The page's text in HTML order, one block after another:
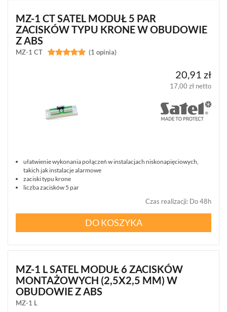
SATEL
ABAX
(35)
SATEL
DSC
POWERG
(4)
JABLOTRON
JA-
JABLOTRON
100
JA-
100
(207)
MZ-1 CT SATEL MODUŁ 5 PAR
ZACISKÓW TYPU KRONE W OBUDOWIE
Z ABS
MZ-1 CT 
 (1 opinia)
20,91 zł
17,00 zł netto
ułatwienie wykonania połączeń w instalacjach niskonapięciowych,
takich jak instalacje alarmowe
zaciski typu krone
liczba zacisków 5 par
Czas realizacji: Do 48h
DO KOSZYKA
MZ-1 L SATEL MODUŁ 6 ZACISKÓW
MONTAŻOWYCH (2,5X2,5 MM) W
OBUDOWIE Z ABS
MZ-1 L